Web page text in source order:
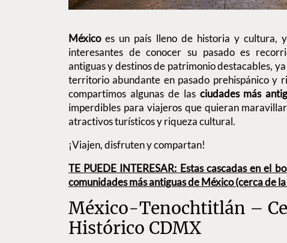
Méxicoes un país lleno de historia y cultura,
interesantes de conocer su pasado es
antiguas y destinos de patrimonio destacables,
territorio abundante en pasado prehispánico y
compartimos algunas de las ciudades más
imperdibles para viajeros que quieran
atractivos turísticos y riqueza cultural.
¡Viajen, disfruten y compartan!
TE PUEDE INTERESAR: Estas cascadas en el
comunidades más antiguas de México (cerca de
México-Tenochtitlán –
Histórico CDMX